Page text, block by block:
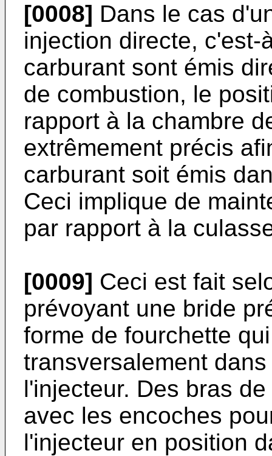
[0008] Dans le cas
injection directe,
carburant sont émis
de combustion, le
rapport à la chambre
extrêmement précis
carburant soit émis
Ceci implique de
par rapport à la
[0009] Ceci est fait
prévoyant une bride
forme de fourchette
transversalement
l'injecteur. Des bras
avec les encoches
l'injecteur en position